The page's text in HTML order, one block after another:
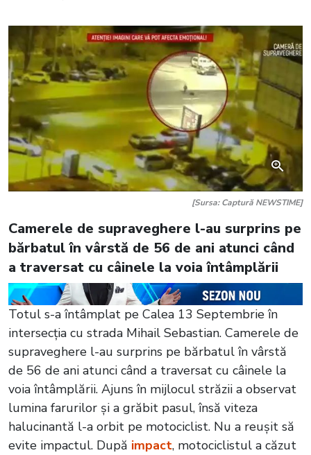
[Sursa: Captură NEWSTIME]
Camerele de supraveghere l-au surprins pe
bărbatul în vârstă de 56 de ani atunci când
a traversat cu câinele la voia întâmplării
Totul s-a întâmplat pe Calea 13 Septembrie în
intersecția cu strada Mihail Sebastian. Camerele de
supraveghere l-au surprins pe bărbatul în vârstă
de 56 de ani atunci când a traversat cu câinele la
voia întâmplării. Ajuns în mijlocul străzii a observat
lumina farurilor și a grăbit pasul, însă viteza
halucinantă l-a orbit pe motociclist. Nu a reușit să
evite impactul. După impact, motociclistul a căzut